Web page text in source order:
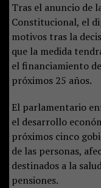
Tras el anuncio de
Constitucional, el
motivos tras la
que la medida
el financiamiento
próximos 25 años.
El parlamentario
el desarrollo
próximos cinco
de las personas,
destinados a la
pensiones.